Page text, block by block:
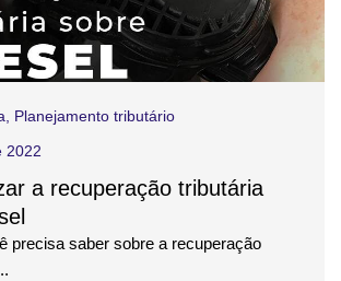
, Planejamento tributário
2022
a recuperação tributária
precisa saber sobre a recuperação